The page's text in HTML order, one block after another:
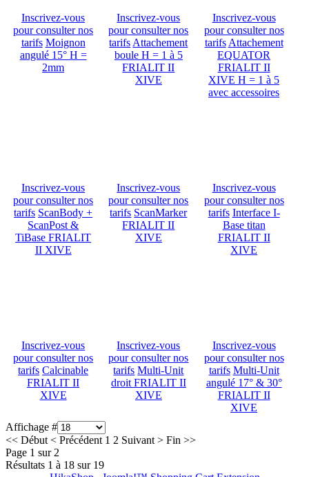
Inscrivez-vous
pour consulter nos
tarifs Moignon
angulé 15° H =
2mm
Inscrivez-vous
pour consulter nos
tarifs Attachement
boule H = 1 à 5
FRIALIT II
XIVE
Inscrivez-vous
pour consulter nos
tarifs Attachement
EQUATOR
FRIALIT II
XIVE H = 1 à 5
avec accessoires
Inscrivez-vous
pour consulter nos
tarifs ScanBody +
ScanPost &
TiBase FRIALIT
II XIVE
Inscrivez-vous
pour consulter nos
tarifs ScanMarker
FRIALIT II
XIVE
Inscrivez-vous
pour consulter nos
tarifs Interface I-
Base titan
FRIALIT II
XIVE
Inscrivez-vous
pour consulter nos
tarifs Calcinable
FRIALIT II
XIVE
Inscrivez-vous
pour consulter nos
tarifs Multi-Unit
droit FRIALIT II
XIVE
Inscrivez-vous
pour consulter nos
tarifs Multi-Unit
angulé 17° & 30°
FRIALIT II
XIVE
Affichage #
<< Début < Précédent 1 2 Suivant > Fin >>
Page 1 sur 2
Résultats 1 à 18 sur 19